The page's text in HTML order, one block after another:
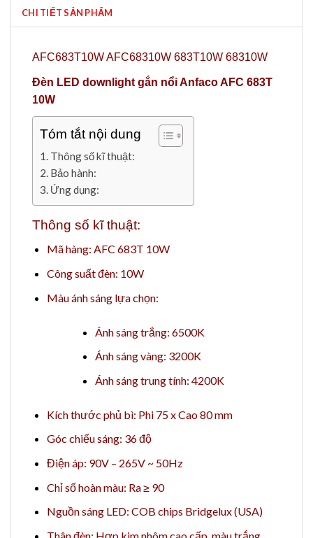
CHI TIẾT SẢN PHẨM
AFC683T10W AFC68310W 683T10W 68310W
Đèn LED downlight gắn nổi Anfaco AFC 683T
10W
Tóm tắt nội dung
Thông số kĩ thuật:
Bảo hành:
Ứng dụng:
Thông số kĩ thuật:
Mã hàng: AFC 683T 10W
Công suất đèn: 10W
Màu ánh sáng lựa chọn:
Ánh sáng trắng: 6500K
Ánh sáng vàng: 3200K
Ánh sáng trung tính: 4200K
Kích thước phủ bì: Phi 75 x Cao 80 mm
Góc chiếu sáng: 36 độ
Điện áp: 90V – 265V ~ 50Hz
Chỉ số hoàn màu: Ra ≥ 90
Nguồn sáng LED: COB chips Bridgelux (USA)